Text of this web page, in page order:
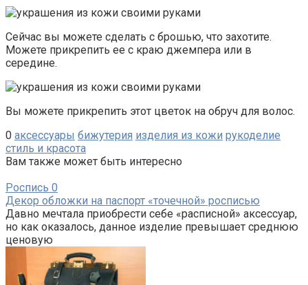
Сейчас вы можете сделать с брошью, что захотите.
Можете прикрепить ее с краю джемпера или в
середине.
Вы можете прикрепить этот цветок на обруч для волос.
0 аксессуары бижутерия изделия из кожи рукоделие
стиль и красота
Вам также может быть интересно
Роспись 0
Декор обложки на паспорт «точечной» росписью
Давно мечтала приобрести себе «расписной» аксессуар,
но как оказалось, данное изделие превышает среднюю
ценовую